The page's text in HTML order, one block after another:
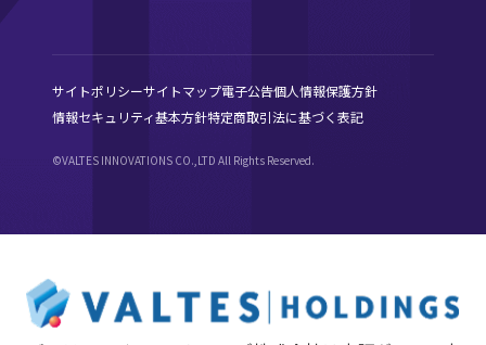
サイトポリシーサイトマップ電子公告個人情報保護方針
情報セキュリティ基本方針特定商取引法に基づく表記
©VALTES INNOVATIONS CO.,LTD All Rights Reserved.